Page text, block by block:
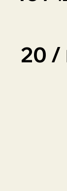
16 ₪ / 20